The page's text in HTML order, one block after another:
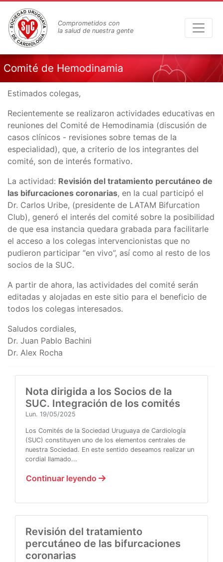
contenido
principal
Comprometidos con
la salud de nuestra gente
Comité de Hemodinamia
Estimados colegas,
Recientemente se realizaron actividades educativas en
reuniones del Comité de Hemodinamia (discusión de
casos clínicos - revisiones sobre temas de la
especialidad), que, a criterio de los integrantes del
comité, son de interés formativo.
La actividad: Revisión del tratamiento percutáneo de
las bifurcaciones coronarias, en la cual participó el
Dr. Carlos Uribe, (presidente de LATAM Bifurcation
Club), generó el interés del comité sobre la posibilidad
de que esa instancia quedara grabada para facilitarle
el acceso a los colegas intervencionistas que no
pudieron participar “en vivo”, así como al resto de los
socios de la SUC.
A partir de ahora, las actividades del comité serán
editadas y alojadas en este sitio para el beneficio de
todos los colegas interesados.
Saludos cordiales,
Dr. Juan Pablo Bachini
Dr. Alex Rocha
Nota dirigida a los Socios de la
SUC. Integración de los comités
Lun. 19/05/2025
Los Comités de la Sociedad Uruguaya de Cardiología
(SUC) constituyen uno de los elementos centrales de
nuestra Sociedad. En este sentido deseamos realizar un
cordial llamado...
Continuar leyendo
Revisión del tratamiento
percutáneo de las bifurcaciones
coronarias